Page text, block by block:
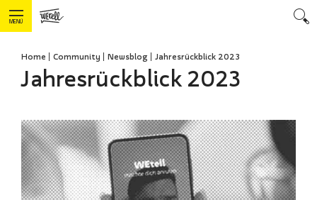
MENÜ
Home Community Newsblog Jahresrückblick 2023
Jahresrückblick 2023